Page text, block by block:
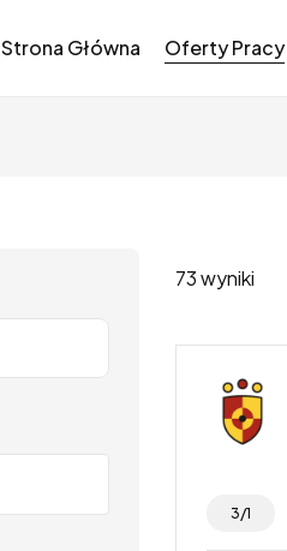
Strona Główna Oferty Pracy
73 wyniki
3/1